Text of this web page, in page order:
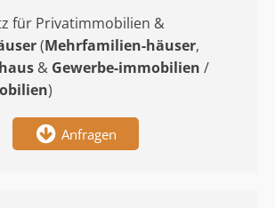
für Privatimmobilien &
(Mehrfamilien-häuser,
& Gewerbe-immobilien /
)
Anfragen